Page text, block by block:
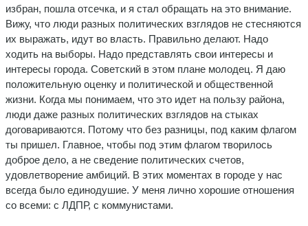
избран, пошла отсечка, и я стал обращать на это внимание.
Вижу, что люди разных политических взглядов не стесняются
их выражать, идут во власть. Правильно делают. Надо
ходить на выборы. Надо представлять свои интересы и
интересы города. Советский в этом плане молодец. Я даю
положительную оценку и политической и общественной
жизни. Когда мы понимаем, что это идет на пользу района,
люди даже разных политических взглядов на стыках
договариваются. Потому что без разницы, под каким флагом
ты пришел. Главное, чтобы под этим флагом творилось
доброе дело, а не сведение политических счетов,
удовлетворение амбиций. В этих моментах в городе у нас
всегда было единодушие. У меня лично хорошие отношения
со всеми: с ЛДПР, с коммунистами.